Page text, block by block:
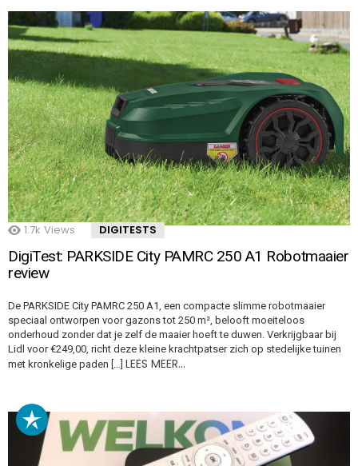
1.7k Views DIGITESTS
DigiTest: PARKSIDE City PAMRC 250 A1 Robotmaaier
review
De PARKSIDE City PAMRC 250 A1, een compacte slimme robotmaaier
speciaal ontworpen voor gazons tot 250 m², belooft moeiteloos
onderhoud zonder dat je zelf de maaier hoeft te duwen. Verkrijgbaar bij
Lidl voor €249,00, richt deze kleine krachtpatser zich op stedelijke tuinen
met kronkelige paden […] LEES MEER…